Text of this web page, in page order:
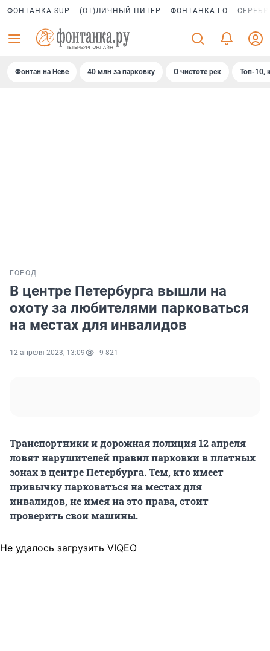
ФОНТАНКА SUP (ОТ)ЛИЧНЫЙ ПИТЕР ФОНТАНКА ГО
Фонтан на Неве 40 млн за парковку О чистоте рек Топ-10,
ГОРОД
В центре Петербурга вышли на
охоту за любителями парковаться
на местах для инвалидов
12 апреля 2023, 13:09 9 821
Транспортники и дорожная полиция 12 апреля
ловят нарушителей правил парковки в платных
зонах в центре Петербурга. Тем, кто имеет
привычку парковаться на местах для
инвалидов, не имея на это права, стоит
проверить свои машины.
Не удалось загрузить VIQEO